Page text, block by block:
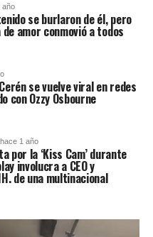
año
se burlaron de él, pero
amor conmovió a todos
se vuelve viral en redes
con Ozzy Osbourne
hace 1 año
por la ‘Kiss Cam’ durante
involucra a CEO y
de una multinacional